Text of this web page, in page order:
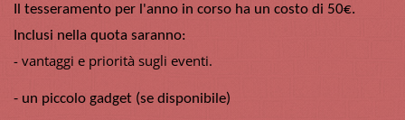
Il tesseramento per l'anno in corso ha un costo di 50€.
Inclusi nella quota saranno:
- vantaggi e priorità sugli eventi.
- un piccolo gadget (se disponibile)